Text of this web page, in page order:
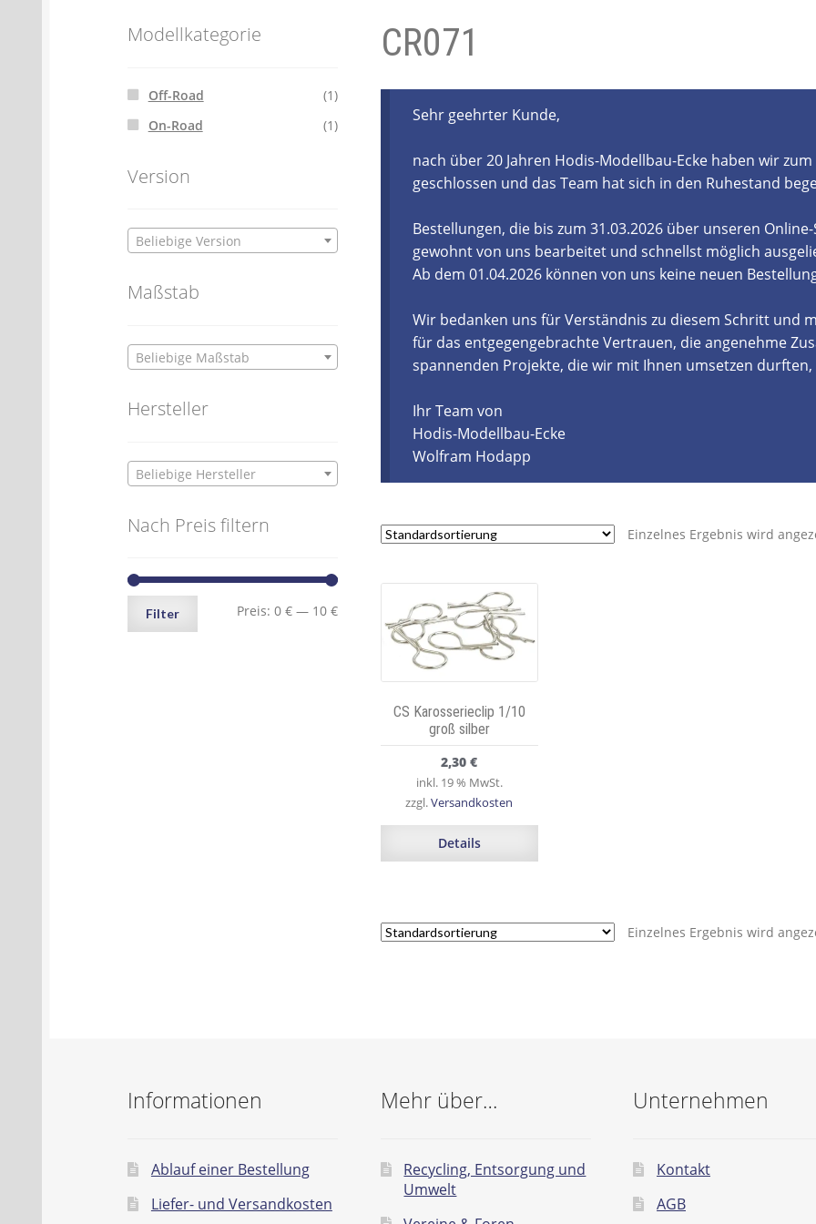
Batterien- und Akku Verordnung Elektro- und Elektronikgeräte Verordnung
Datenschutzerklärung Impressum
CR071
Sehr geehrter Kunde,
nach über 20 Jahren Hodis-Modellbau-Ecke haben wir
geschlossen und das Team hat sich in den Ruhestand
Bestellungen, die bis zum 31.03.2026 über unseren
gewohnt von uns bearbeitet und schnellst möglich
Ab dem 01.04.2026 können von uns keine neuen
Wir bedanken uns für Verständnis zu diesem Schritt und
für das entgegengebrachte Vertrauen, die angenehme
spannenden Projekte, die wir mit Ihnen umsetzen
Ihr Team von
Hodis-Modellbau-Ecke
Wolfram Hodapp
Einzelnes Ergebnis wird
CS Karosserieclip 1/10
groß silber
2,30€
inkl. 19 % MwSt.
zzgl.Versandkosten
Details
Einzelnes Ergebnis wird
Modellkategorie
Off-Road
(1)
On-Road
(1)
Version
Beliebige Version
Maßstab
Beliebige Maßstab
Hersteller
Beliebige Hersteller
Nach Preis filtern
Min.
Max.
Filter Preis:0 € — 10 €
Informationen
Ablauf einer Bestellung
Liefer- und Versandkosten
Mehr über…
Recycling, Entsorgung und
Umwelt
Unternehmen
Kontakt
AGB